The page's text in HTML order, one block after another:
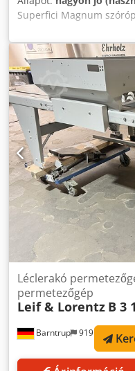
Superfici Magnum
fejű x 2 pisztoly (együtt
Gyártó: SCM Superfici
Munkaszélesség: 1350
működőképes.
Barntrup 919 km
Léclerakó
permetezőgép
Leif & Lorentz B 3